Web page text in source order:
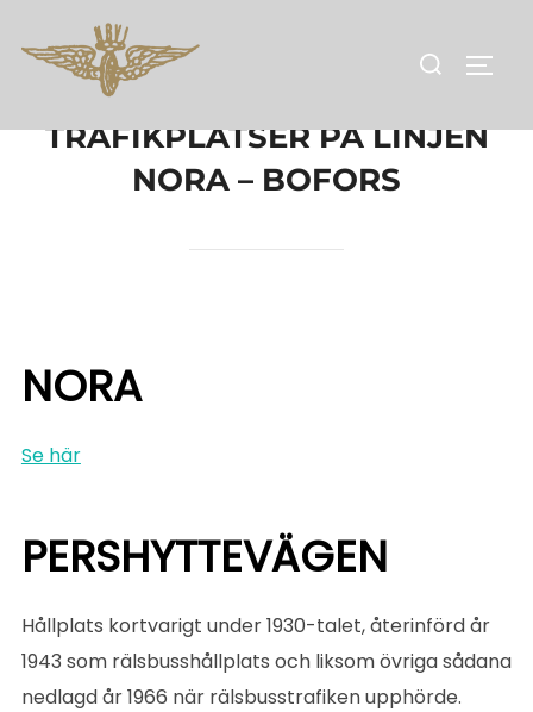
Sök
TRAFIKPLATSER PÅ LINJEN
NORA – BOFORS
NORA
Se här
PERSHYTTEVÄGEN
Hållplats kortvarigt under 1930-talet, återinförd år
1943 som rälsbusshållplats och liksom övriga sådana
nedlagd år 1966 när rälsbusstrafiken upphörde.